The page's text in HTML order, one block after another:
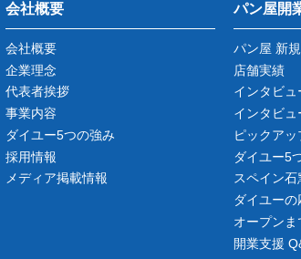
会社概要
会社概要
企業理念
代表者挨拶
事業内容
ダイユー5つの強み
採用情報
メディア掲載情報
パン屋開
パン屋 新
店舗実績
インタビュ
インタビュ
ピックアッ
ダイユー5
スペイン石
ダイユー
オープン
開業支援